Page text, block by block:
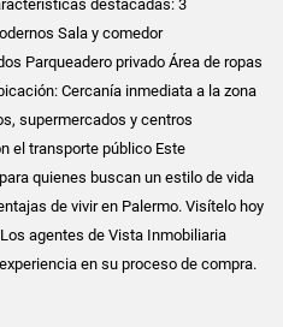
destacadas: 3
Sala y comedor
Parqueadero privado Área de ropas
Cercanía inmediata a la zona
supermercados y centros
el transporte público Este
quienes buscan un estilo de vida
de vivir en Palermo. Visítelo hoy
agentes de Vista Inmobiliaria
en su proceso de compra.